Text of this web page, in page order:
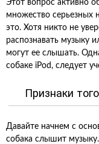
Этот вопрос активно
множество серьезных
это. Хотя никто не
распознавать музыку
могут ее слышать.
собаке iPod, следует
Признаки
Давайте начнем с
собака слышит